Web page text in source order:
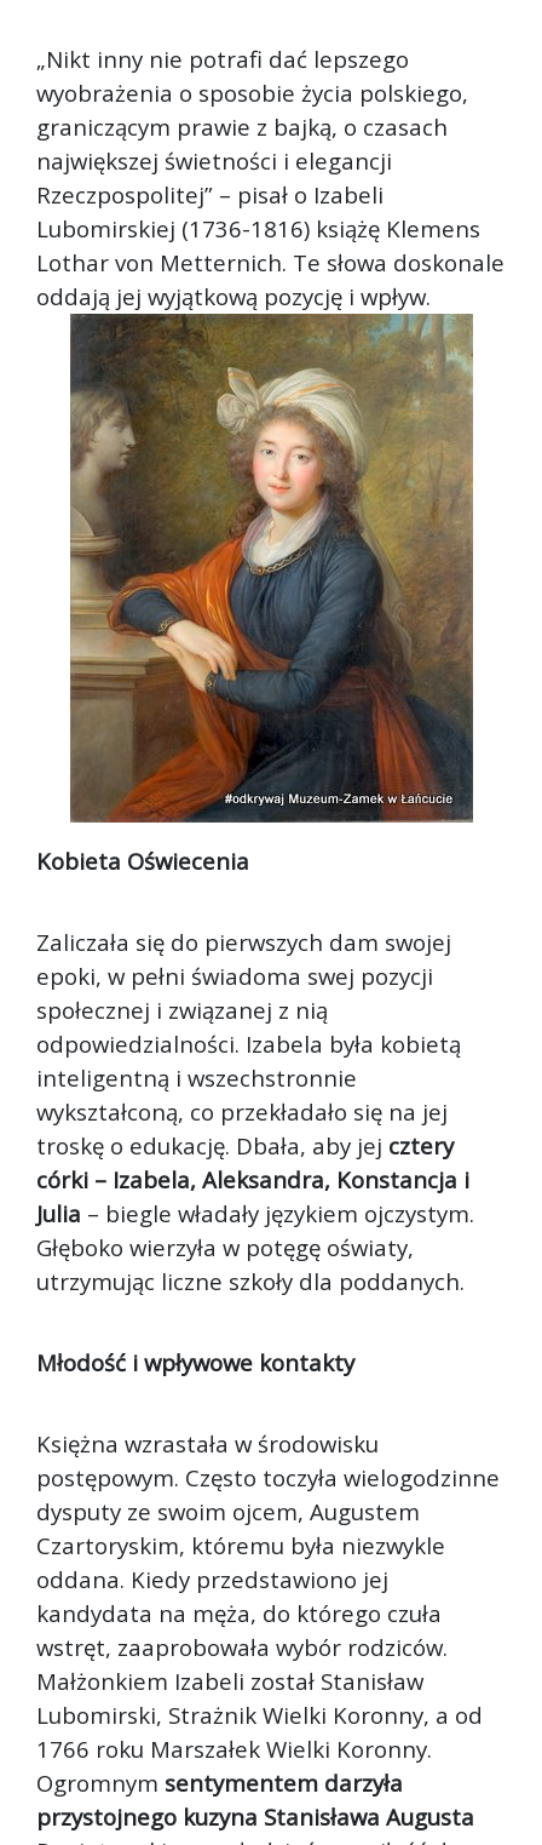
„Nikt inny nie potrafi dać lepszego
wyobrażenia o sposobie życia polskiego,
graniczącym prawie z bajką, o czasach
największej świetności i elegancji
Rzeczpospolitej” – pisał o Izabeli
Lubomirskiej (1736-1816) książę Klemens
Lothar von Metternich. Te słowa doskonale
oddają jej wyjątkową pozycję i wpływ.
Kobieta Oświecenia
Zaliczała się do pierwszych dam swojej
epoki, w pełni świadoma swej pozycji
społecznej i związanej z nią
odpowiedzialności. Izabela była kobietą
inteligentną i wszechstronnie
wykształconą, co przekładało się na jej
troskę o edukację. Dbała, aby jej cztery
córki – Izabela, Aleksandra, Konstancja i
Julia – biegle władały językiem ojczystym.
Głęboko wierzyła w potęgę oświaty,
utrzymując liczne szkoły dla poddanych.
Młodość i wpływowe kontakty
Księżna wzrastała w środowisku
postępowym. Często toczyła wielogodzinne
dysputy ze swoim ojcem, Augustem
Czartoryskim, któremu była niezwykle
oddana. Kiedy przedstawiono jej
kandydata na męża, do którego czuła
wstręt, zaaprobowała wybór rodziców.
Małżonkiem Izabeli został Stanisław
Lubomirski, Strażnik Wielki Koronny, a od
1766 roku Marszałek Wielki Koronny.
Ogromnym sentymentem darzyła
przystojnego kuzyna Stanisława Augusta